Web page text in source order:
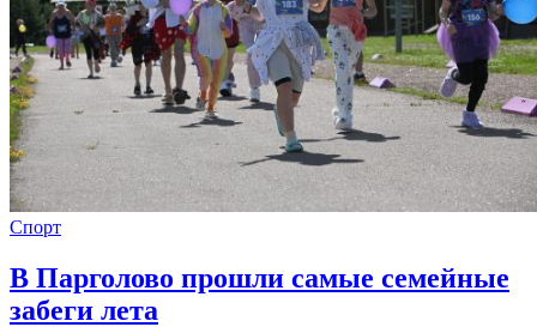
Спорт
В Парголово прошли самые семейные
забеги лета